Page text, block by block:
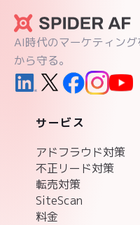
AI時代のマーケティン
から守る。
サービス
アドフラウド対策
不正リード対策
転売対策
SiteScan
料金